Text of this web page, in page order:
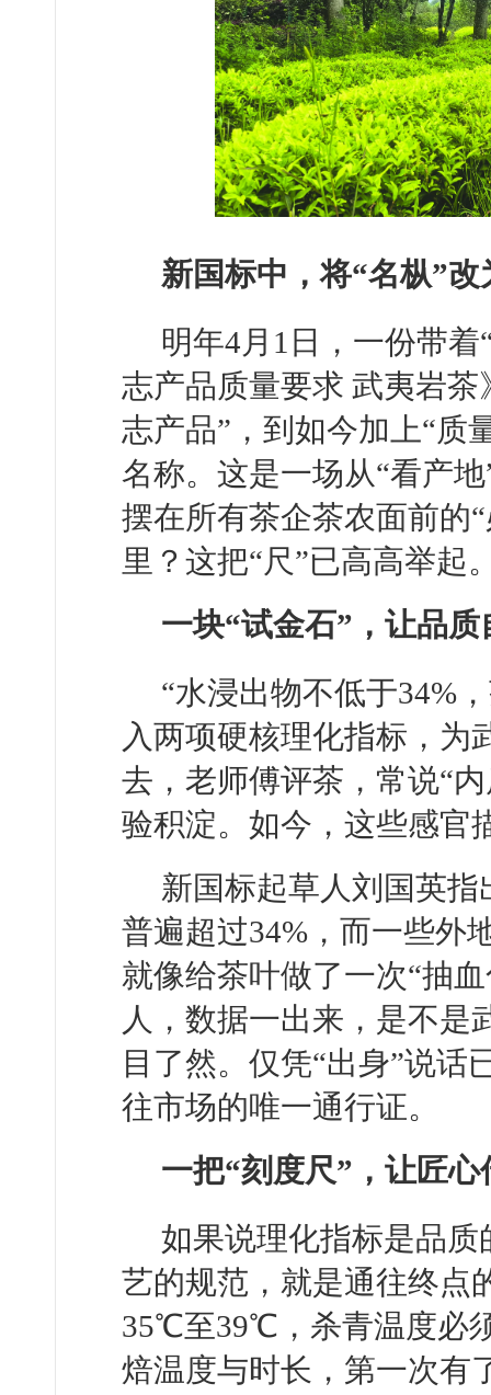
新国标中，将“名枞”改
明年4月1日，一份带
志产品质量要求 武夷岩
志产品”，到如今加上“质
名称。这是一场从“看产
摆在所有茶企茶农面前的
里？这把“尺”已高高举起
一块“试金石”，让品质
“水浸出物不低于34%
入两项硬核理化指标，为
去，老师傅评茶，常说“
验积淀。如今，这些感官
新国标起草人刘国英
普遍超过34%，而一些外
就像给茶叶做了一次“抽
人，数据一出来，是不是
目了然。仅凭“出身”说话
往市场的唯一通行证。
一把“刻度尺”，让匠
如果说理化指标是品质
艺的规范，就是通往终点
35℃至39℃，杀青温度必
焙温度与时长，第一次有